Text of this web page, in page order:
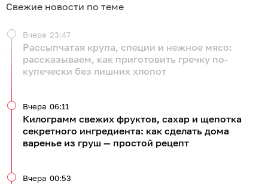
Свежие новости по теме
Рассыпчатая крупа, специи и нежное мясо:
рассказываем, как приготовить гречку по-
купечески без лишних хлопот
Вчера 23:47
Килограмм свежих фруктов, сахар и щепотка
секретного ингредиента: как сделать дома
варенье из груш — простой рецепт
Вчера 06:11
Вчера 00:53